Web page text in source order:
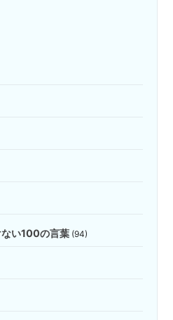
い100の言葉 (94)